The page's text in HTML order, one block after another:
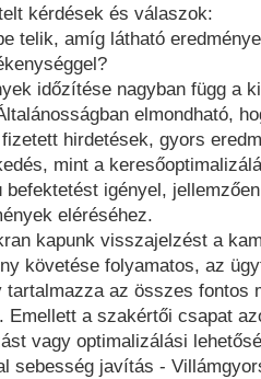
kérdések és válaszok:
telik, amíg látható
időzítése nagyban függ a
elmondható,
hirdetések, gyors
mint a
befektetést igényel,
eléréséhez.
kapunk visszajelzést a
követése folyamatos, az
tartalmazza az összes fontos
Emellett a szakértői csapat
vagy optimalizálási
sebesség javítás -